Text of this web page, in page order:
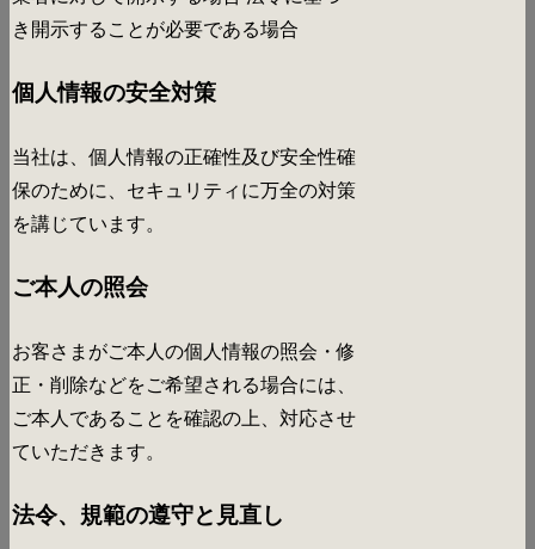
き開示することが必要である場合
個人情報の安全対策
当社は、個人情報の正確性及び安全性確
保のために、セキュリティに万全の対策
を講じています。
ご本人の照会
お客さまがご本人の個人情報の照会・修
正・削除などをご希望される場合には、
ご本人であることを確認の上、対応させ
ていただきます。
法令、規範の遵守と見直し